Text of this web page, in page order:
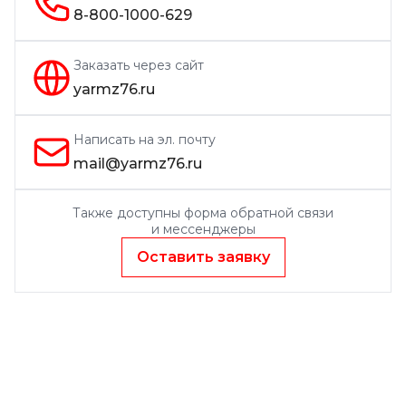
8-800-1000-629
Заказать через сайт
yarmz76.ru
Написать на эл. почту
mail@yarmz76.ru
Также доступны форма обратной связи
и мессенджеры
Оставить заявку